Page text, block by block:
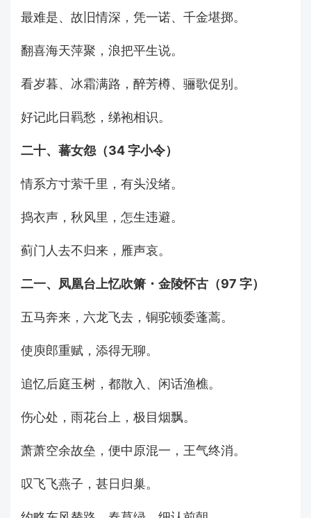
最难是、故旧情深，凭一诺、千金堪掷。
翻喜海天萍聚，浪把平生说。
看岁暮、冰霜满路，醉芳樽、骊歌促别。
好记此日羁愁，绨袍相识。
二十、蕃女怨（34 字小令）
情系方寸萦千里，有头没绪。
捣衣声，秋风里，怎生违避。
蓟门人去不归来，雁声哀。
二一、凤凰台上忆吹箫・金陵怀古（97 字）
五马奔来，六龙飞去，铜驼顿委蓬蒿。
使庾郎重赋，添得无聊。
追忆后庭玉树，都散入、闲话渔樵。
伤心处，雨花台上，极目烟飘。
萧萧空余故垒，便中原混一，王气终消。
叹飞飞燕子，甚日归巢。